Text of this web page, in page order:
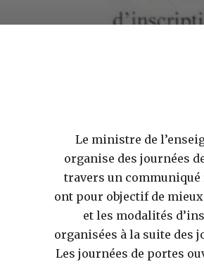
Le ministre de
organise des journées
travers un communiqué
ont pour objectif de
et les modalités
organisées à la suite
Les journées de portes